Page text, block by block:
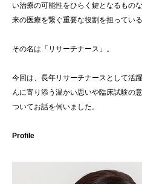
い治療の可能性をひらく鍵となるもの
来の医療を繋ぐ重要な役割を担ってい
その名は「リサーチナース」。
今回は、長年リサーチナースとして活
んに寄り添う温かい思いや臨床試験の
ついてお話を伺いました。
Profile